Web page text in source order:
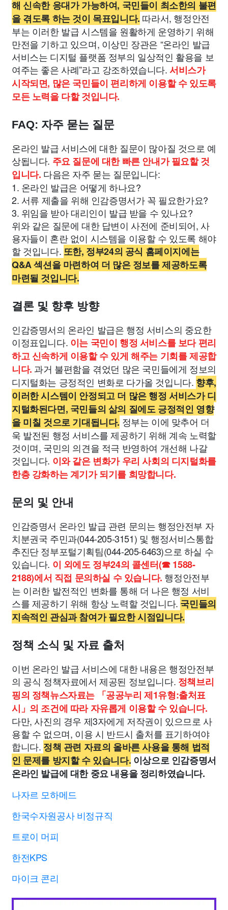
해 신속한 응대가 가능하여, 국민들이 최소한의 불편
을 겪도록 하는 것이 목표입니다. 따라서, 행정안전
부는 이러한 발급 시스템을 원활하게 운영하기 위해
만전을 기하고 있으며, 이상민 장관은 “온라인 발급
서비스는 디지털 플랫폼 정부의 일상적인 활용을 보
여주는 좋은 사례”라고 강조하였습니다.서비스가
시작되면, 많은 국민들이 편리하게 이용할 수 있도록
모든 노력을 다할 것입니다.
FAQ: 자주 묻는 질문
온라인 발급 서비스에 대한 질문이 많아질 것으로 예
상됩니다. 주요 질문에 대한 빠른 안내가 필요할 것
입니다. 다음은 자주 묻는 질문입니다:
1. 온라인 발급은 어떻게 하나요?
2. 서류 제출을 위해 인감증명서가 꼭 필요한가요?
3. 위임을 받아 대리인이 발급 받을 수 있나요?
위와 같은 질문에 대한 답변이 사전에 준비되어, 사
용자들이 혼란 없이 시스템을 이용할 수 있도록 해야
할 것입니다. 또한, 정부24의 공식 홈페이지에는
Q&A 섹션을 마련하여 더 많은 정보를 제공하도록
마련될 것입니다.
결론 및 향후 방향
인감증명서의 온라인 발급은 행정 서비스의 중요한
이정표입니다. 이는 국민이 행정 서비스를 보다 편리
하고 신속하게 이용할 수 있게 해주는 기회를 제공합
니다. 과거 불편함을 겪었던 많은 국민들에게 정보의
디지털화는 긍정적인 변화로 다가올 것입니다. 향후,
이러한 시스템이 안정되고 더 많은 행정 서비스가 디
지털화된다면, 국민들의 삶의 질에도 긍정적인 영향
을 미칠 것으로 기대됩니다. 정부는 이에 맞추어 더
욱 발전된 행정 서비스를 제공하기 위해 계속 노력할
것이며, 국민의 의견을 적극 반영하여 개선해 나갈
것입니다. 이와 같은 변화가 우리 사회의 디지털화를
한층 강화하는 계기가 되기를 희망합니다.
문의 및 안내
인감증명서 온라인 발급 관련 문의는 행정안전부 자
치분권국 주민과(044-205-3151) 및 행정서비스통합
추진단 정부포털기획팀(044-205-6463)으로 하실 수
있습니다. 이 외에도 정부24의 콜센터(☎ 1588-
2188)에서 직접 문의하실 수 있습니다. 행정안전부
는 이러한 발전적인 변화를 통해 더 나은 행정 서비
스를 제공하기 위해 항상 노력할 것입니다. 국민들의
지속적인 관심과 참여가 필요한 시점입니다.
정책 소식 및 자료 출처
이번 온라인 발급 서비스에 대한 내용은 행정안전부
의 공식 정책자료에서 제공된 정보입니다. 정책브리
핑의 정책뉴스자료는 「공공누리 제1유형:출처표
시」의 조건에 따라 자유롭게 이용할 수 있습니다.
다만, 사진의 경우 제3자에게 저작권이 있으므로 사
용할 수 없으며, 이용 시 반드시 출처를 표기하여야
합니다. 정책 관련 자료의 올바른 사용을 통해 법적
인 문제를 방지할 수 있습니다. 이상으로 인감증명서
온라인 발급에 대한 중요 내용을 정리하였습니다.
나자르 모하메드
한국수자원공사 비정규직
트로이 머피
한전KPS
마이크 콘리